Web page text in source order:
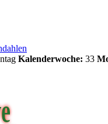
Kalenderwoche: 33